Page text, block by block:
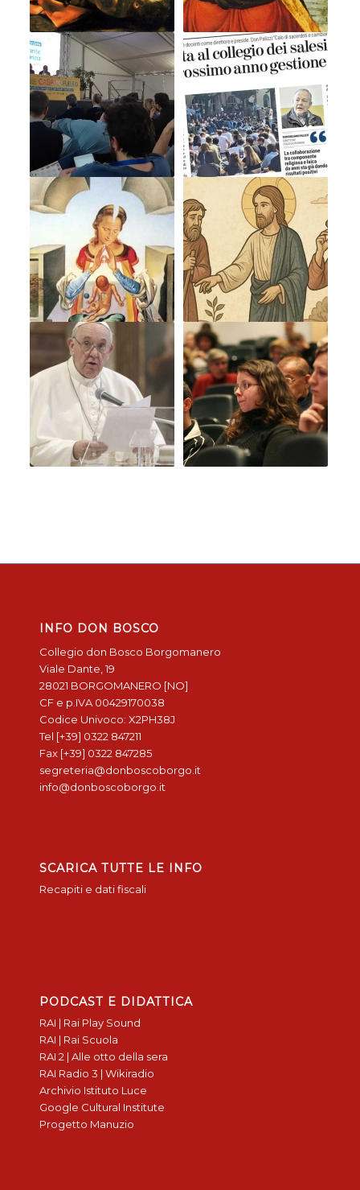
INFO DON BOSCO
Collegio don Bosco Borgomanero
Viale Dante, 19
28021 BORGOMANERO [NO]
CF e p.IVA 00429170038
Codice Univoco: X2PH38J
Tel [+39] 0322 847211
Fax [+39] 0322 847285
segreteria@donboscoborgo.it
info@donboscoborgo.it
SCARICA TUTTE LE INFO
Recapiti e dati fiscali
PODCAST E DIDATTICA
RAI | Rai Play Sound
RAI | Rai Scuola
RAI 2 | Alle otto della sera
RAI Radio 3 | Wikiradio
Archivio Istituto Luce
Google Cultural Institute
Progetto Manuzio